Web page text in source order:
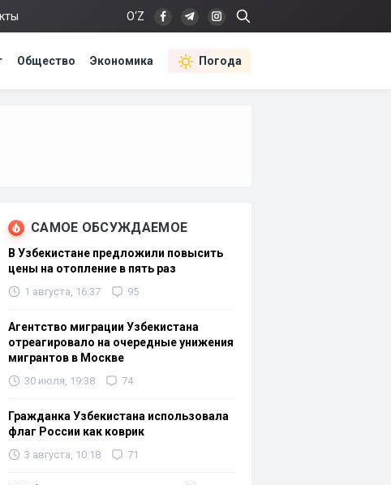
O‘Z
Общество Экономика Погода
САМОЕ ОБСУЖДАЕМОЕ
В Узбекистане предложили повысить
цены на отопление в пять раз
1 августа, 16:37 95
Агентство миграции Узбекистана
отреагировало на очередные унижения
мигрантов в Москве
30 июля, 19:38 74
Гражданка Узбекистана использовала
флаг России как коврик
3 августа, 10:18 71